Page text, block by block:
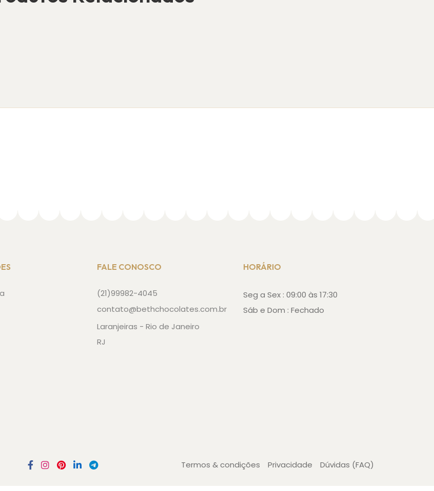
FALE CONOSCO
(21)99982-4045
contato@bethchocolates.com.br
Laranjeiras - Rio de Janeiro
RJ
HORÁRIO
Seg a Sex : 09:00 às 17:30
Sáb e Dom : Fechado
Termos & condições Privacidade Dúvidas (FAQ)